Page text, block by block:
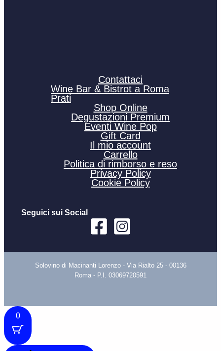
Contattaci
Wine Bar & Bistrot a Roma
Prati
Shop Online
Degustazioni Premium
Eventi Wine Pop
Gift Card
Il mio account
Carrello
Politica di rimborso e reso
Privacy Policy
Cookie Policy
Seguici sui Social
Solovino di Macinanti Lorenzo - Via Rialto 25 - 00136
Roma - P.I. 03069720591
0